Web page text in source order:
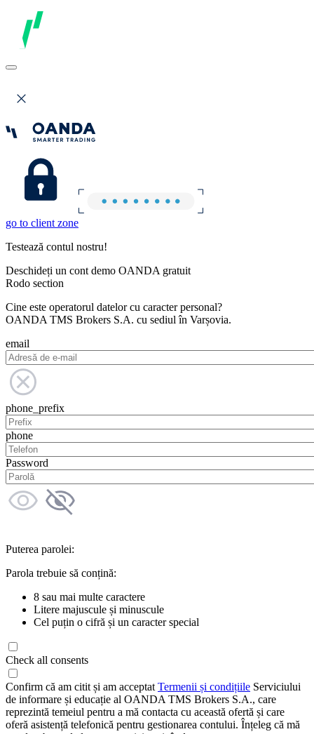
go to client zone
Testează contul nostru!
Deschideți un cont demo OANDA gratuit
Rodo section
Cine este operatorul datelor cu caracter personal?
OANDA TMS Brokers S.A. cu sediul în Varșovia.
email
phone_prefix
phone
Password
Puterea parolei:
Parola trebuie să conțină:
8 sau mai multe caractere
Litere majuscule și minuscule
Cel puțin o cifră și un caracter special
Check all consents
Confirm că am citit și am acceptat Termenii și condițiile Serviciului
de informare și educație al OANDA TMS Brokers S.A., care
reprezintă temeiul pentru a mă contacta cu această ofertă și care
oferă asistență telefonică pentru gestionarea contului. Înțeleg că mă